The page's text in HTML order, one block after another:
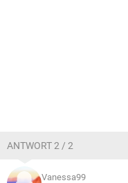
ANTWORT 2 / 2
Vanessa99